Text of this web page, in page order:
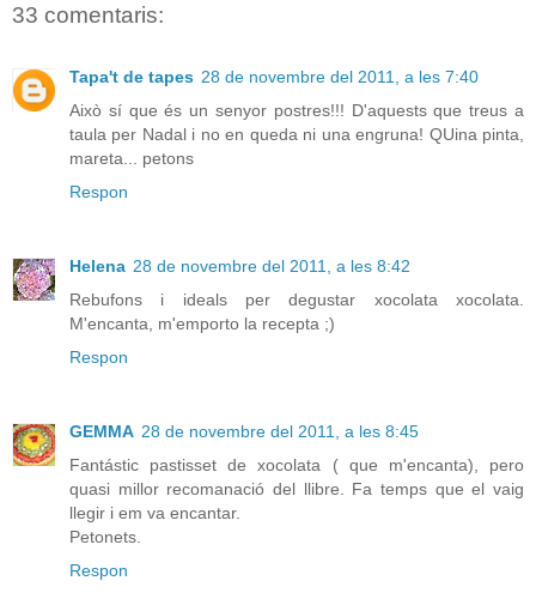
33 comentaris:
Tapa't de tapes 28 de novembre del 2011, a les 7:40
Això sí que és un senyor postres!!! D'aquests que treus a
taula per Nadal i no en queda ni una engruna! QUina pinta,
mareta... petons
Respon
Helena 28 de novembre del 2011, a les 8:42
Rebufons i ideals per degustar xocolata xocolata.
M'encanta, m'emporto la recepta ;)
Respon
GEMMA 28 de novembre del 2011, a les 8:45
Fantástic pastisset de xocolata ( que m'encanta), pero
quasi millor recomanació del llibre. Fa temps que el vaig
llegir i em va encantar.
Petonets.
Respon